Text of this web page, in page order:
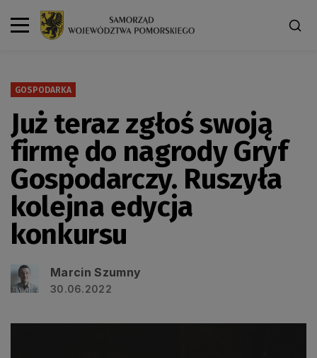
GOSPODARKA
Już teraz zgłoś swoją
firmę do nagrody Gryf
Gospodarczy. Ruszyła
kolejna edycja
konkursu
Marcin Szumny
30.06.2022